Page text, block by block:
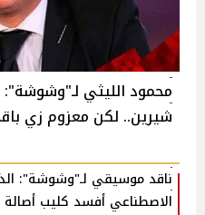
محمود الليثي
شيرين.. لكن معزوم زي
ناقد موسيقي لـ"وشوشة":
الاصطناعي أفسد كليب أصالة